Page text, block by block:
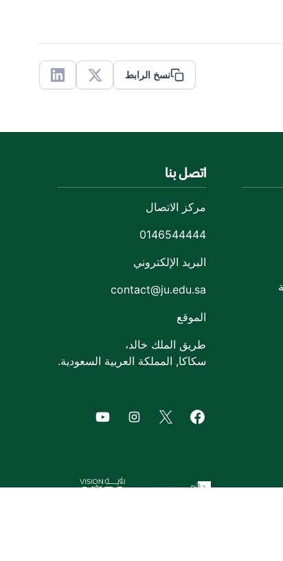
نسخ الرابط
X
Linkedin
اتصل بنا
مركز الاتصال
0146544444
البريد الإلكتروني
contact@ju.edu.sa
الموقع
طريق الملك خالد،
سكاكا, المملكة العربية السعودية.
Facebook of Jouf University
X of Jouf University
of Jouf University